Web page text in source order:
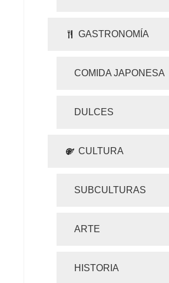
GASTRONOMÍA
COMIDA JAPONESA
DULCES
CULTURA
SUBCULTURAS
ARTE
HISTORIA